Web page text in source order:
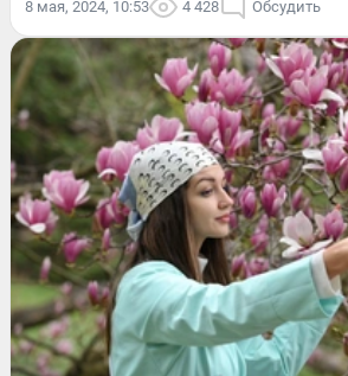
8 мая, 2024, 10:53 4 428 Обсудить